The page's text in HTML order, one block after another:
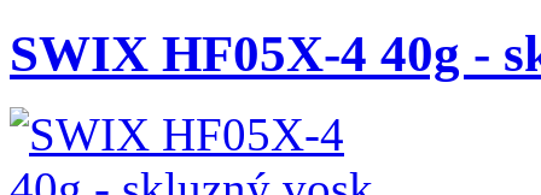
SWIX HF05X-4 40g -